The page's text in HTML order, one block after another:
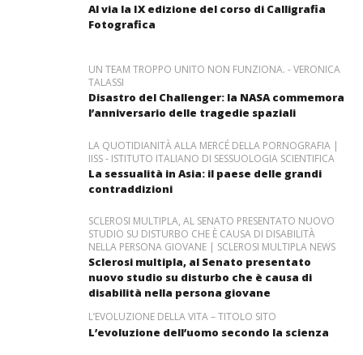
Al via la IX edizione del corso di Calligrafia
Fotografica
UN TEAM TROPPO UNITO NON FUNZIONA. - VERONICA
TALASSI
Disastro del Challenger: la NASA commemora
l’anniversario delle tragedie spaziali
LA QUOTIDIANITÀ ALLA MERCÉ DELLA PORNOGRAFIA |
IISS - ISTITUTO ITALIANO DI SESSUOLOGIA SCIENTIFICA
La sessualità in Asia: il paese delle grandi
contraddizioni
SCLEROSI MULTIPLA, AL SENATO PRESENTATO NUOVO
STUDIO SU DISTURBO CHE È CAUSA DI DISABILITÀ
NELLA PERSONA GIOVANE | SCLEROSI MULTIPLA NEWS
Sclerosi multipla, al Senato presentato
nuovo studio su disturbo che è causa di
disabilità nella persona giovane
L’EVOLUZIONE DELLA VITA – TITOLO SITO
L’evoluzione dell’uomo secondo la scienza